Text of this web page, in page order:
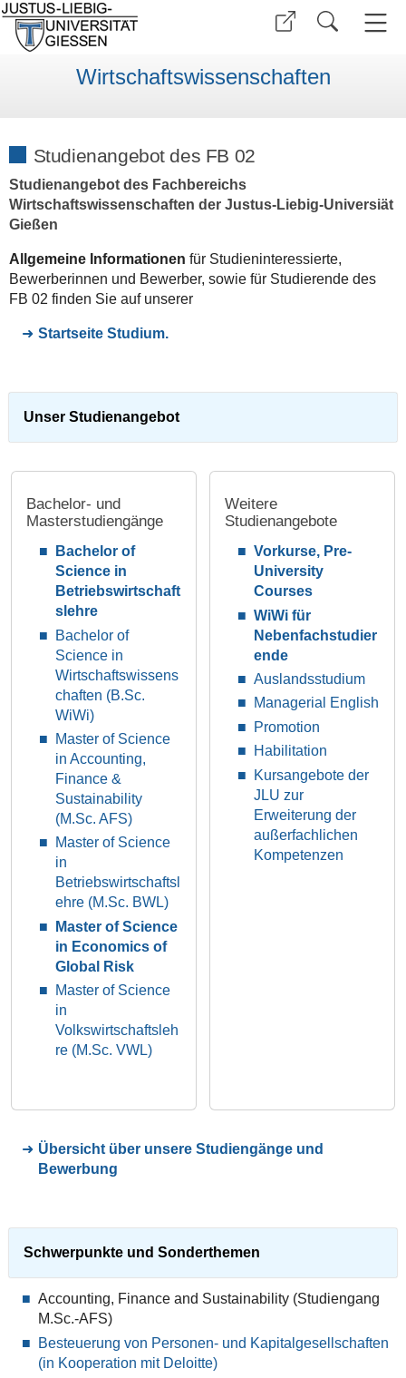
Wirtschaftswissenschaften
Studienangebot des FB 02
Studienangebot des Fachbereichs
Wirtschaftswissenschaften der Justus-Liebig-Universiät
Gießen
Allgemeine Informationen für Studieninteressierte,
Bewerberinnen und Bewerber, sowie für Studierende des
FB 02 finden Sie auf unserer
Startseite Studium.
Unser Studienangebot
Bachelor- und
Masterstudiengänge
Bachelor of
Science in
Betriebswirtschaft
slehre
Bachelor of
Science in
Wirtschaftswissens
chaften (B.Sc.
WiWi)
Master of Science
in Accounting,
Finance &
Sustainability
(M.Sc. AFS)
Master of Science
in
Betriebswirtschaftsl
ehre (M.Sc. BWL)
Master of Science
in Economics of
Global Risk
Master of Science
in
Volkswirtschaftsleh
re (M.Sc. VWL)
Weitere
Studienangebote
Vorkurse, Pre-
University
Courses
WiWi für
Nebenfachstudier
ende
Auslandsstudium
Managerial English
Promotion
Habilitation
Kursangebote der
JLU zur
Erweiterung der
außerfachlichen
Kompetenzen
Übersicht über unsere Studiengänge und
Bewerbung
Schwerpunkte und Sonderthemen
Accounting, Finance and Sustainability (Studiengang
M.Sc.-AFS)
Besteuerung von Personen- und Kapitalgesellschaften
(in Kooperation mit Deloitte)